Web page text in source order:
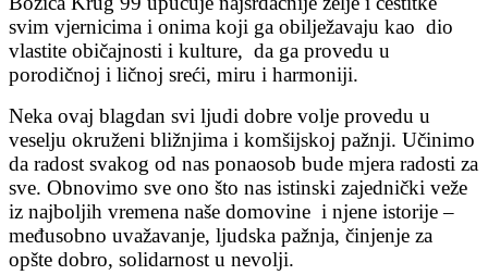
svim vjernicima i onima koji ga obilježavaju kao dio
vlastite običajnosti i kulture, da ga provedu u
porodičnoj i ličnoj sreći, miru i harmoniji.
Neka ovaj blagdan svi ljudi dobre volje provedu u
veselju okruženi bližnjima i komšijskoj pažnji. Učinimo
da radost svakog od nas ponaosob bude mjera radosti za
sve. Obnovimo sve ono što nas istinski zajednički veže
iz najboljih vremena naše domovine i njene istorije –
međusobno uvažavanje, ljudska pažnja, činjenje za
opšte dobro, solidarnost u nevolji.